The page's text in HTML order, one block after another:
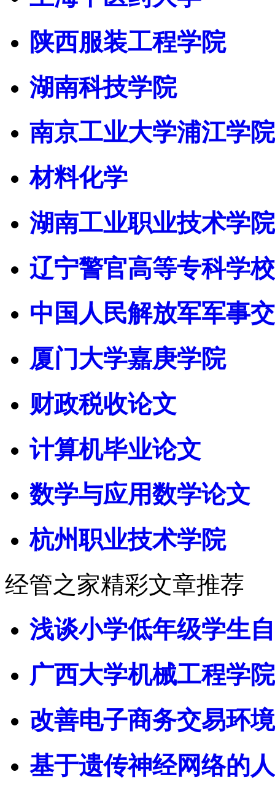
陕西服装工程学院
湖南科技学院
南京工业大学浦江学院
材料化学
湖南工业职业技术学院
辽宁警官高等专科学校
中国人民解放军军事
厦门大学嘉庚学院
财政税收论文
计算机毕业论文
数学与应用数学论文
杭州职业技术学院
经管之家精彩文章推荐
浅谈小学低年级学生
广西大学机械工程学
改善电子商务交易环
基于遗传神经网络的